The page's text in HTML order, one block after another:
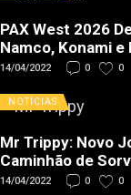
PAX West 2026
Namco, Konami
14/04/2022 0 0
NOTÍCIAS
Mr Trippy: Novo
Caminhão de
14/04/2022 0 0